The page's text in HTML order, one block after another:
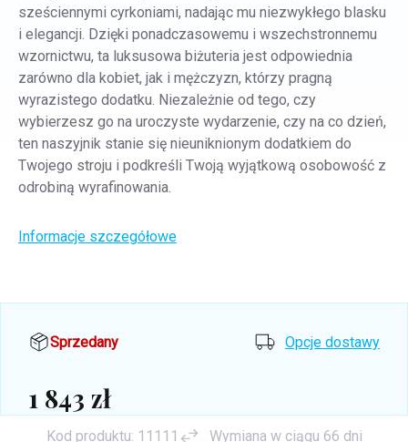
sześciennymi cyrkoniami, nadając mu niezwykłego blasku
i elegancji. Dzięki ponadczasowemu i wszechstronnemu
wzornictwu, ta luksusowa biżuteria jest odpowiednia
zarówno dla kobiet, jak i mężczyzn, którzy pragną
wyrazistego dodatku. Niezależnie od tego, czy
wybierzesz go na uroczyste wydarzenie, czy na co dzień,
ten naszyjnik stanie się nieuniknionym dodatkiem do
Twojego stroju i podkreśli Twoją wyjątkową osobowość z
odrobiną wyrafinowania.
Informacje szczegółowe
Sprzedany Opcje dostawy
1 843 zł
Kod produktu: 11111 Wymiana w ciągu 66 dni